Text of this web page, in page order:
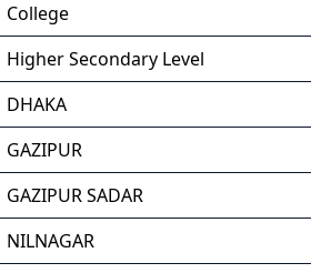
College
Higher Secondary Level
DHAKA
GAZIPUR
GAZIPUR SADAR
NILNAGAR